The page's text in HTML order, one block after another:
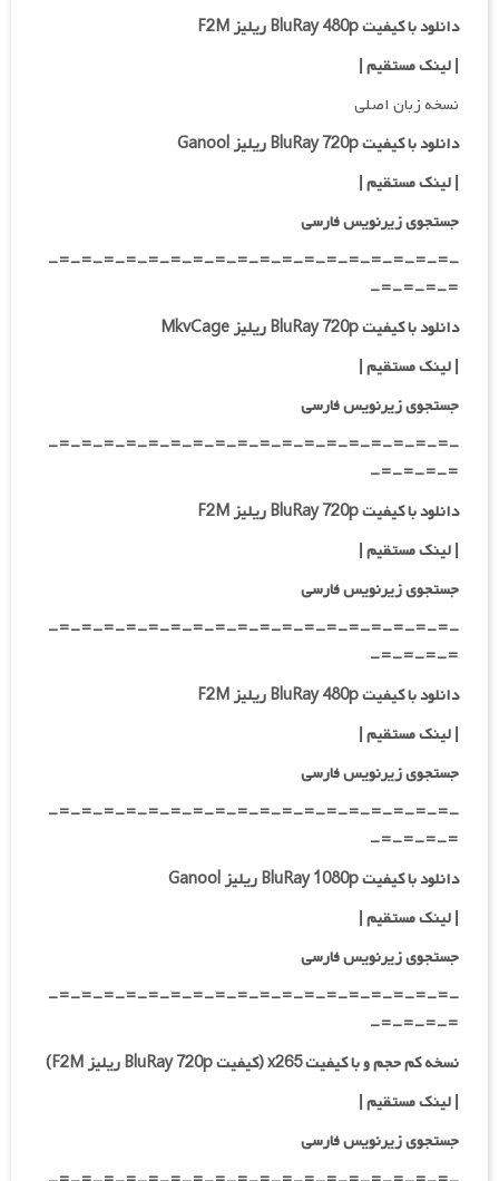
دانلود با کیفیت BluRay 480p ریلیز F2M
| لینک مستقیم|
نسخه زبان اصلی
دانلود با کیفیت BluRay 720p ریلیز Ganool
| لینک مستقیم|
جستجوی زیرنویس فارسی
-=-=-=-=-=-=-=-=-=-=-=-=-=-=-=-=-=-=-
=-=-=-=-
دانلود با کیفیت BluRay 720p ریلیز MkvCage
| لینک مستقیم|
جستجوی زیرنویس فارسی
-=-=-=-=-=-=-=-=-=-=-=-=-=-=-=-=-=-=-
=-=-=-=-
دانلود با کیفیت BluRay 720p ریلیز F2M
| لینک مستقیم|
جستجوی زیرنویس فارسی
-=-=-=-=-=-=-=-=-=-=-=-=-=-=-=-=-=-=-
=-=-=-=-
دانلود با کیفیت BluRay 480p ریلیز F2M
| لینک مستقیم|
جستجوی زیرنویس فارسی
-=-=-=-=-=-=-=-=-=-=-=-=-=-=-=-=-=-=-
=-=-=-=-
دانلود با کیفیت BluRay 1080p ریلیز Ganool
| لینک مستقیم|
جستجوی زیرنویس فارسی
-=-=-=-=-=-=-=-=-=-=-=-=-=-=-=-=-=-=-
=-=-=-=-
نسخه کم حجم و با کیفیت x265 (کیفیت BluRay 720p ریلیز F2M)
| لینک مستقیم |
جستجوی زیرنویس فارسی